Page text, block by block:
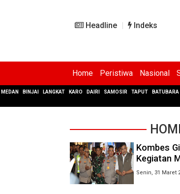
Headline Indeks
Home Peristiwa Nasional
MEDAN BINJAI LANGKAT KARO DAIRI SAMOSIR TAPUT BATUBARA
Kombes
Kegiatan
Senin, 31 Maret